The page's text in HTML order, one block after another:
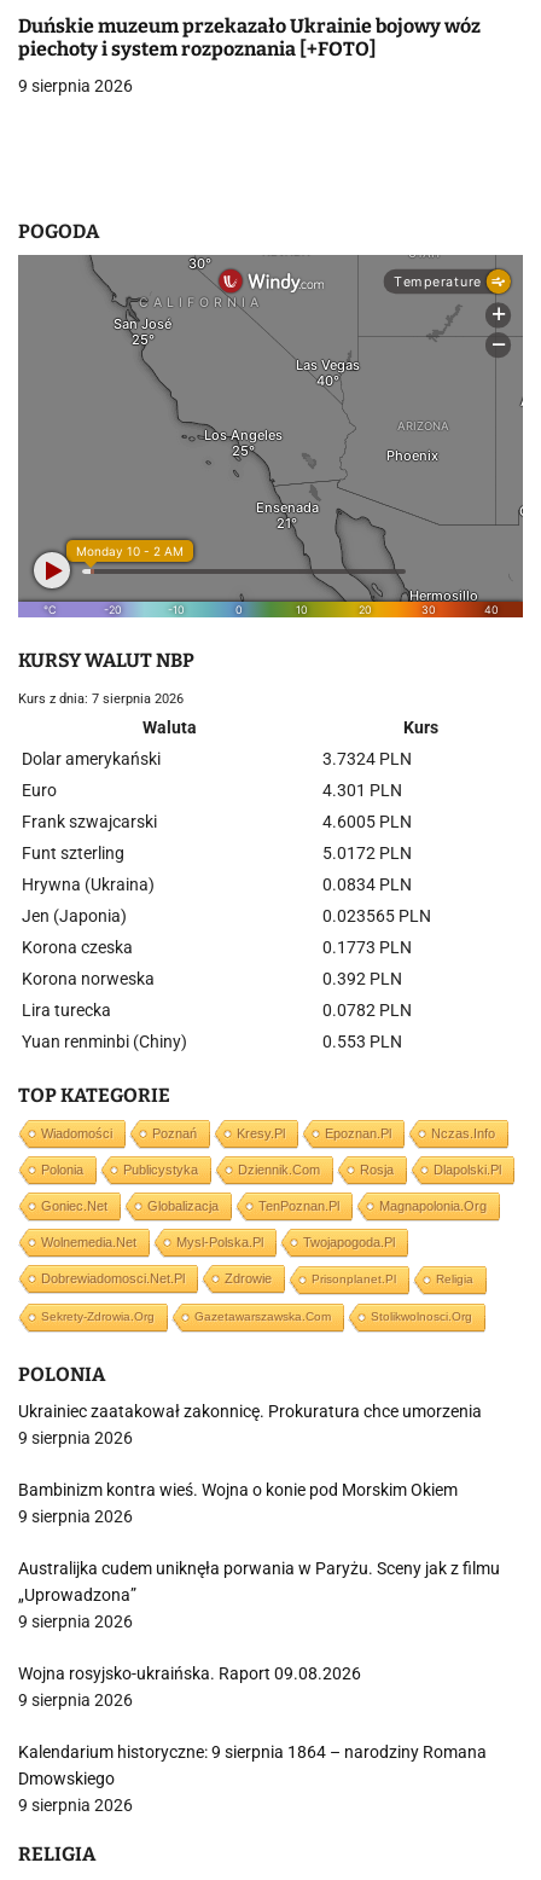
w
p
Duńskie muzeum przekazało Ukrainie bojowy wóz
piechoty i system rozpoznania [+FOTO]
9 sierpnia 2026
POGODA
KURSY WALUT NBP
Kurs z dnia: 7 sierpnia 2026
Waluta
Kurs
Dolar amerykański
3.7324 PLN
Euro
4.301 PLN
Frank szwajcarski
4.6005 PLN
Funt szterling
5.0172 PLN
Hrywna (Ukraina)
0.0834 PLN
Jen (Japonia)
0.023565 PLN
Korona czeska
0.1773 PLN
Korona norweska
0.392 PLN
Lira turecka
0.0782 PLN
Yuan renminbi (Chiny)
0.553 PLN
TOP KATEGORIE
Wiadomości Poznań Kresy.pl Epoznan.pl Nczas.info
Polonia Publicystyka Dziennik.com Rosja Dlapolski.pl
Goniec.net Globalizacja TenPoznan.pl Magnapolonia.org
Wolnemedia.net Mysl-Polska.pl Twojapogoda.pl
Dobrewiadomosci.net.pl Zdrowie Prisonplanet.pl Religia
Sekrety-Zdrowia.org Gazetawarszawska.com Stolikwolnosci.org
POLONIA
Ukrainiec zaatakował zakonnicę. Prokuratura chce umorzenia
9 sierpnia 2026
Bambinizm kontra wieś. Wojna o konie pod Morskim Okiem
9 sierpnia 2026
Australijka cudem uniknęła porwania w Paryżu. Sceny jak z filmu
„Uprowadzona”
9 sierpnia 2026
Wojna rosyjsko-ukraińska. Raport 09.08.2026
9 sierpnia 2026
Kalendarium historyczne: 9 sierpnia 1864 – narodziny Romana
Dmowskiego
9 sierpnia 2026
RELIGIA